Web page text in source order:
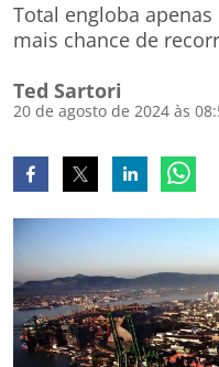
Total engloba
mais chance de
Ted Sartori
20 de agosto de 2024 às